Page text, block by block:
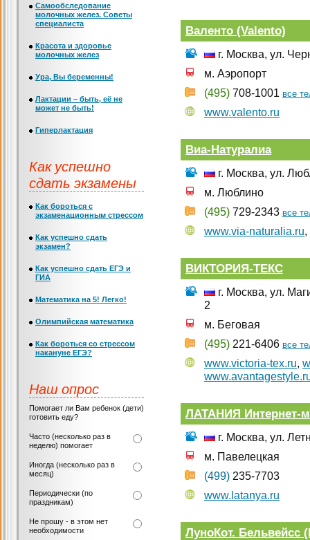
Валенто (Valento)
г. Москва, ул.
м. Аэропорт
(495) 708-1001 все
www.valento.ru
Виа-Натуралиа
г. Москва, ул.
м. Люблино
(495) 729-2343 все
www.via-naturalia.ru,
ВИКТОРИЯ-ТЕКС
г. Москва, ул.
2
м. Беговая
(495) 221-6406 все
www.victoria-tex.ru,
ЛАТАНИЯ Интернет-
г. Москва, ул.
м. Павелецкая
(499) 235-7703
www.latanya.ru
ЛуноКот. Бельвейсс
Самообследование
молочных желез. Советы
специалиста
Красота и здоровье
молочных желез
Ура, Вы беременны!
Лактации – быть, её не
может не быть!
Гиперлактация
Как успешно
сдать экзамены
Как бороться с
экзаменационным стрессом
Как успешно сдать
экзамен?
Как успешно сдать ЕГЭ и
ГИА
Математика на 5! Легко!
Олимпийская математика
Как бороться со стрессом
накануне ЕГЭ?
Наш опрос
Помогает ли Вам ребенок (дети)
готовить еду?
Часто (несколько раз в
неделю) помогает
Иногда (несколько раз в
месяц)
Периодически (по
праздникам)
Не прошу - в этом нет
необходимости